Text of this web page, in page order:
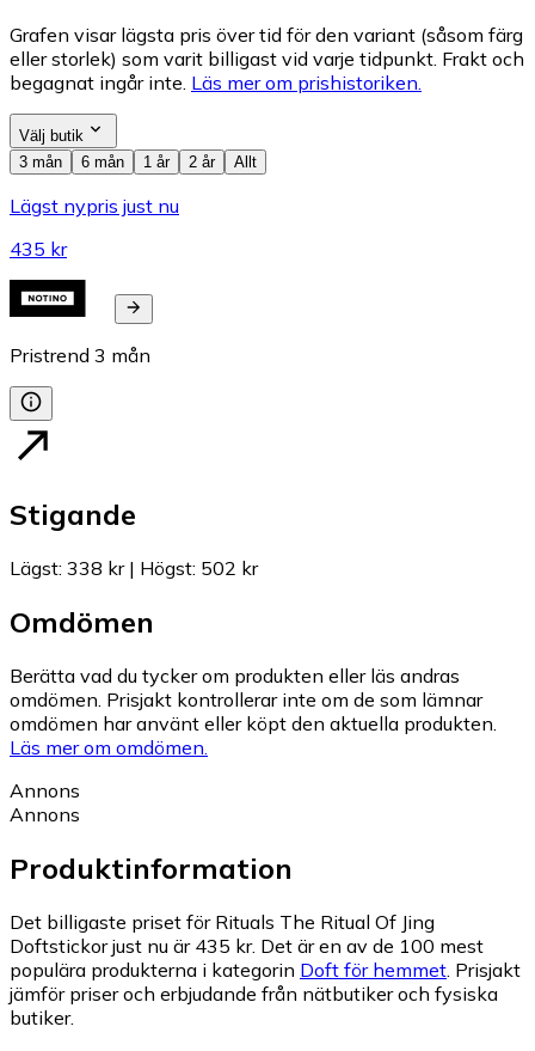
Grafen visar lägsta pris över tid för den variant (såsom färg
eller storlek) som varit billigast vid varje tidpunkt. Frakt och
begagnat ingår inte. Läs mer om prishistoriken.
Välj butik
3 mån
6 mån 1 år 2 år Allt
Lägst nypris just nu
435 kr
Pristrend 3 mån
Stigande
Lägst: 338 kr| Högst: 502 kr
Omdömen
Berätta vad du tycker om produkten eller läs andras
omdömen. Prisjakt kontrollerar inte om de som lämnar
omdömen har använt eller köpt den aktuella produkten.
Läs mer om omdömen.
Annons
Annons
Produktinformation
Det billigaste priset för Rituals The Ritual Of Jing
Doftstickor just nu är 435 kr. Det är en av de 100 mest
populära produkterna i kategorin Doft för hemmet Prisjakt
jämför priser och erbjudande från nätbutiker och fysiska
butiker.